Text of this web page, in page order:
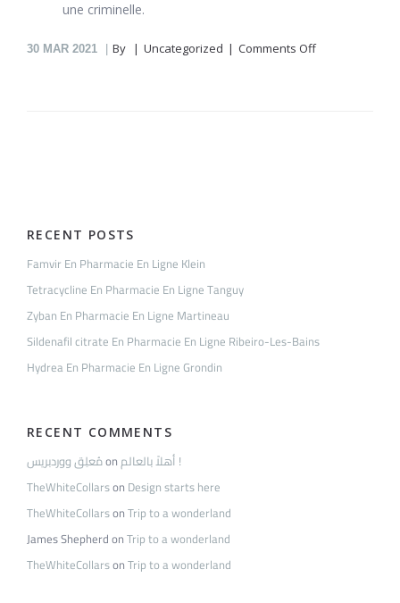
une criminelle.
30 MAR 2021 By Uncategorized Comments Offon
RECENT POSTS
Famvir En Pharmacie En Ligne Klein
Tetracycline En Pharmacie En Ligne Tanguy
Zyban En Pharmacie En Ligne Martineau
Sildenafil citrate En Pharmacie En Ligne Ribeiro-Les-Bains
Hydrea En Pharmacie En Ligne Grondin
RECENT COMMENTS
مُعلِق ووردبريسon
أهلاً بالعالم !
TheWhiteCollarson Design starts here
TheWhiteCollarsonTrip to a wonderland
James ShepherdonTrip to a wonderland
TheWhiteCollarsonTrip to a wonderland